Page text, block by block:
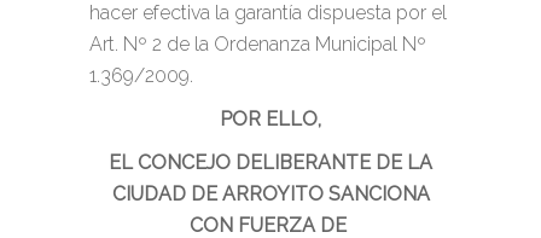
hacer efectiva la garantía dispuesta por el
Art. Nº 2 de la Ordenanza Municipal Nº
1.369/2009.
POR ELLO,
EL CONCEJO DELIBERANTE DE LA
CIUDAD DE ARROYITO SANCIONA
CON FUERZA DE